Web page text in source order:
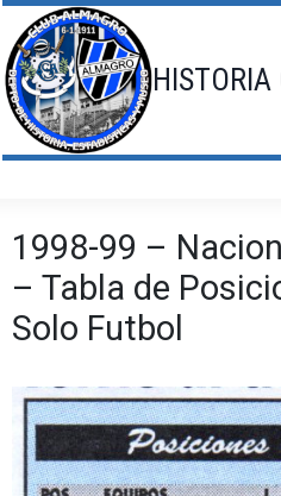
Saltar
al
contenido
1998-99 –
– Tabla de
Solo Futbol